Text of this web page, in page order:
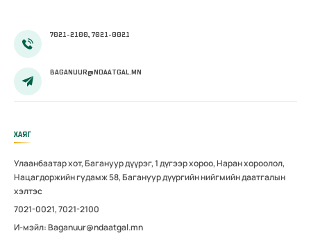
7021-2100, 7021-0021
BAGANUUR@NDAATGAL.MN
ХАЯГ
Улаанбаатар хот, Багануур дүүрэг, 1 дүгээр хороо, Наран хороолол,
Нацагдоржийн гудамж 58, Багануур дүүргийн нийгмийн даатгалын
хэлтэс
7021-0021, 7021-2100
И-мэйл: Baganuur@ndaatgal.mn